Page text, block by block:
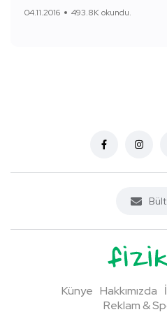
04.11.2016 493.8K okundu.
Künye Hakkımızda
Reklam &